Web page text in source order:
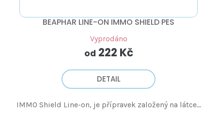
BEAPHAR LINE-ON IMMO SHIELD PES
Vyprodáno
od 222 Kč
DETAIL
IMMO Shield Line-on, je přípravek založený na látce...